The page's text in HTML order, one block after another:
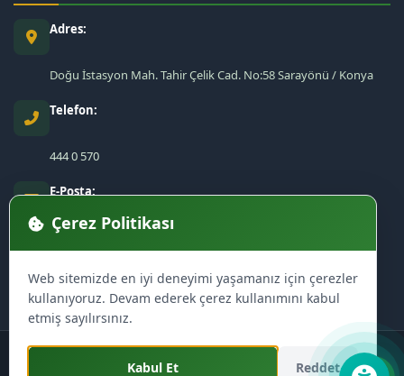
Adres:
Doğu İstasyon Mah. Tahir Çelik Cad. No:58 Sarayönü / Konya
Telefon:
444 0 570
E-Posta:
sarayonu@sarayonu.bel.tr
tarafından tasarlanmıştır tüm hakları saklıdır
Çerez Politikası
Web sitemizde en iyi deneyimi yaşamanız için çerezler
kullanıyoruz. Devam ederek çerez kullanımını kabul
etmiş sayılırsınız.
Kabul Et Reddet